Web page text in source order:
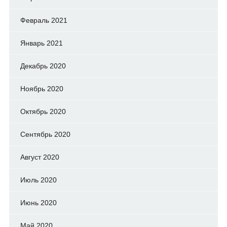
Февраль 2021
Январь 2021
Декабрь 2020
Ноябрь 2020
Октябрь 2020
Сентябрь 2020
Август 2020
Июль 2020
Июнь 2020